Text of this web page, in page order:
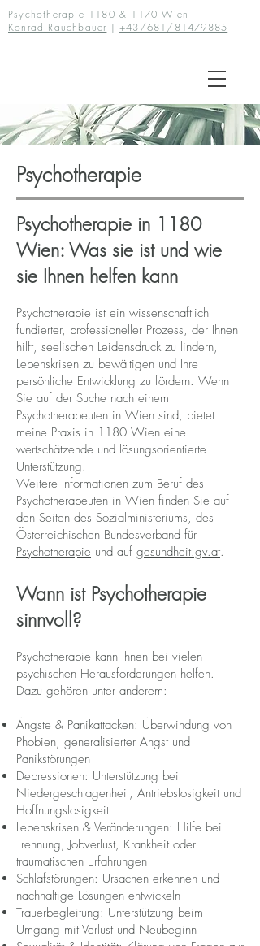
Psychotherapie 1180 & 1170 Wien
Konrad Rauchbauer |+43/681/81479885
Psychotherapie
Psychotherapie in 1180
Wien: Was sie ist und wie
sie Ihnen helfen kann
Psychotherapie ist ein wissenschaftlich
fundierter, professioneller Prozess, der Ihnen
hilft, seelischen Leidensdruck zu lindern,
Lebenskrisen zu bewältigen und Ihre
persönliche Entwicklung zu fördern. Wenn
Sie auf der Suche nach einem
Psychotherapeuten in Wien sind, bietet
meine Praxis in 1180 Wien eine
wertschätzende und lösungsorientierte
Unterstützung.
Weitere Informationen zum Beruf des
Psychotherapeuten in Wien finden Sie auf
den Seiten des Sozialministeriums, des
Österreichischen Bundesverband für
Psychotherapie und auf gesundheit.gv.at.
Wann ist Psychotherapie
sinnvoll?
Psychotherapie kann Ihnen bei vielen
psychischen Herausforderungen helfen.
Dazu gehören unter anderem:
Ängste & Panikattacken: Überwindung von
Phobien, generalisierter Angst und
Panikstörungen
Depressionen: Unterstützung bei
Niedergeschlagenheit, Antriebslosigkeit und
Hoffnungslosigkeit
Lebenskrisen & Veränderungen: Hilfe bei
Trennung, Jobverlust, Krankheit oder
traumatischen Erfahrungen
Schlafstörungen: Ursachen erkennen und
nachhaltige Lösungen entwickeln
Trauerbegleitung: Unterstützung beim
Umgang mit Verlust und Neubeginn